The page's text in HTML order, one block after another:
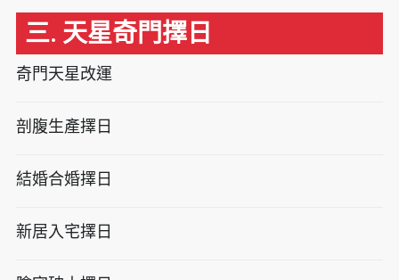
三. 天星奇門擇日
奇門天星改運
剖腹生產擇日
結婚合婚擇日
新居入宅擇日